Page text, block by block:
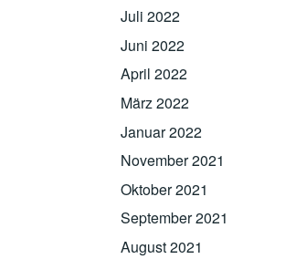
Juli 2022
Juni 2022
April 2022
März 2022
Januar 2022
November 2021
Oktober 2021
September 2021
August 2021